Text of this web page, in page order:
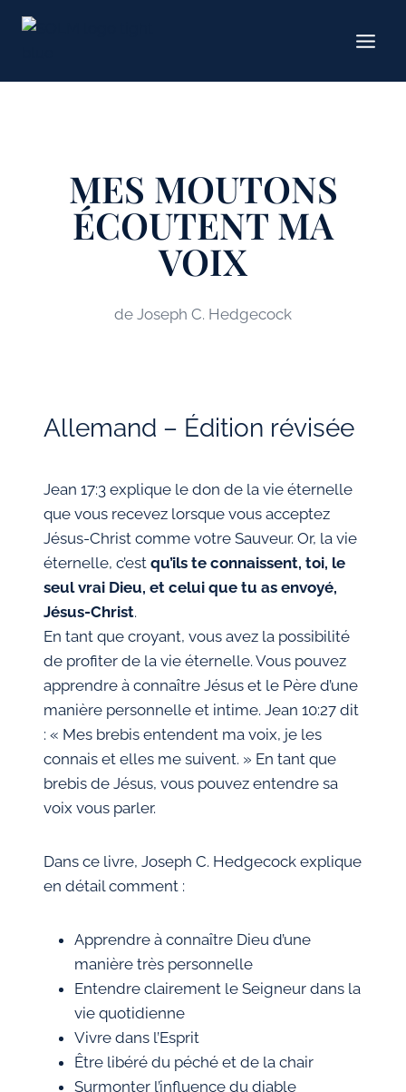
MES MOUTONS
ÉCOUTENT MA
VOIX
de Joseph C. Hedgecock
Allemand – Édition révisée
Jean 17:3 explique le don de la vie éternelle
que vous recevez lorsque vous acceptez
Jésus-Christ comme votre Sauveur. Or, la vie
éternelle, c’est qu’ils te connaissent, toi, le
seul vrai Dieu, et celui que tu as envoyé,
Jésus-Christ.
En tant que croyant, vous avez la possibilité
de profiter de la vie éternelle. Vous pouvez
apprendre à connaître Jésus et le Père d’une
manière personnelle et intime. Jean 10:27 dit
: « Mes brebis entendent ma voix, je les
connais et elles me suivent. » En tant que
brebis de Jésus, vous pouvez entendre sa
voix vous parler.
Dans ce livre, Joseph C. Hedgecock explique
en détail comment :
Apprendre à connaître Dieu d’une
manière très personnelle
Entendre clairement le Seigneur dans la
vie quotidienne
Vivre dans l’Esprit
Être libéré du péché et de la chair
Surmonter l’influence du diable